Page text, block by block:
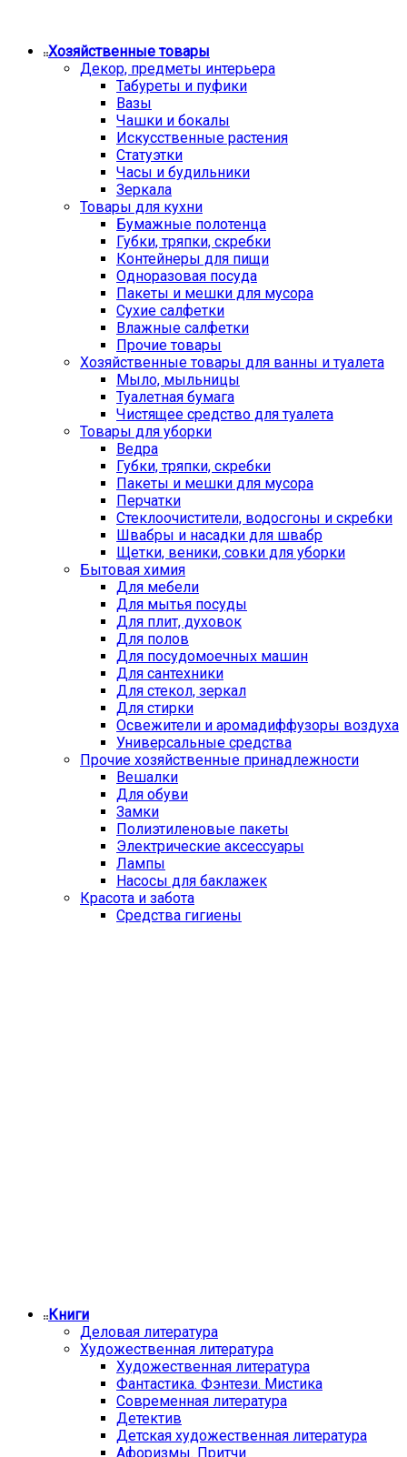
Хозяйственные товары
Декор, предметы интерьера
Табуреты и пуфики
Вазы
Чашки и бокалы
Искусственные растения
Статуэтки
Часы и будильники
Зеркала
Товары для кухни
Бумажные полотенца
Губки, тряпки, скребки
Контейнеры для пищи
Одноразовая посуда
Пакеты и мешки для мусора
Сухие салфетки
Влажные салфетки
Прочие товары
Хозяйственные товары для ванны и туалета
Мыло, мыльницы
Туалетная бумага
Чистящее средство для туалета
Товары для уборки
Ведра
Губки, тряпки, скребки
Пакеты и мешки для мусора
Перчатки
Стеклоочистители, водосгоны и скребки
Швабры и насадки для швабр
Щетки, веники, совки для уборки
Бытовая химия
Для мебели
Для мытья посуды
Для плит, духовок
Для полов
Для посудомоечных машин
Для сантехники
Для стекол, зеркал
Для стирки
Освежители и аромадиффузоры воздуха
Универсальные средства
Прочие хозяйственные принадлежности
Вешалки
Для обуви
Замки
Полиэтиленовые пакеты
Электрические аксессуары
Лампы
Насосы для баклажек
Красота и забота
Средства гигиены
Книги
Деловая литература
Художественная литература
Художественная литература
Фантастика. Фэнтези. Мистика
Современная литература
Детектив
Детская художественная литература
Афоризмы. Притчи